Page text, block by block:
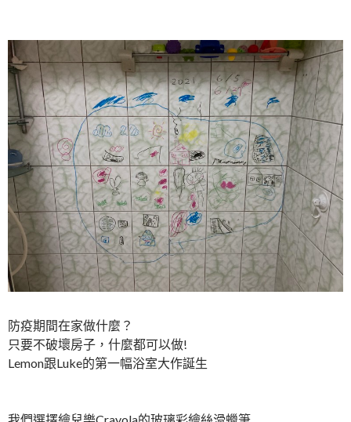
防疫期間在家做什麼？
只要不破壞房子，什麼都可以做!
Lemon跟Luke的第一幅浴室大作誕生
我們選擇繪兒樂Crayola的玻璃彩繪絲滑蠟筆